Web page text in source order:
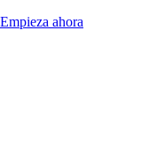
Empieza ahora